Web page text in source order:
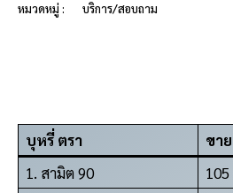
หมวดหมู่ : บริการ/สอบถาม
บุหรี่ตรา
ขา
1. สามิต 90
105